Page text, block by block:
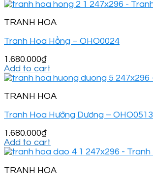
TRANH HOA
Tranh Hoa Hồng – OHO0024
1.680.000₫
Add to cart
TRANH HOA
Tranh Hoa Hướng Dương – OHO0513
1.680.000₫
Add to cart
TRANH HOA